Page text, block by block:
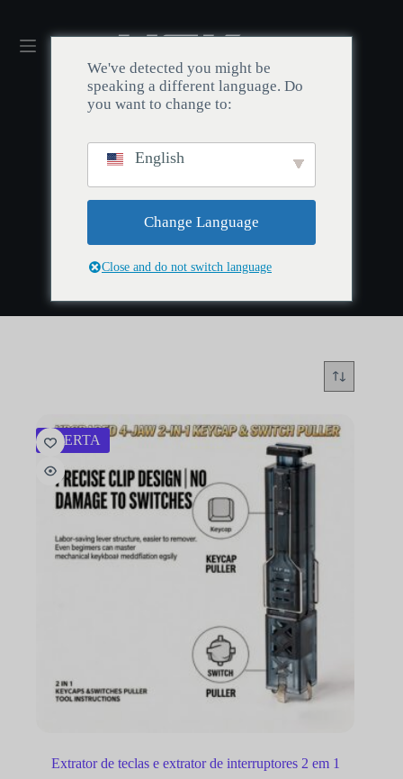
Início / Ferramenta
Ferramenta
OFERTA
Extrator de teclas e extrator de interruptores 2 em 1
We've detected you might be
speaking a different language. Do
you want to change to:
English
Change Language
Close and do not switch language